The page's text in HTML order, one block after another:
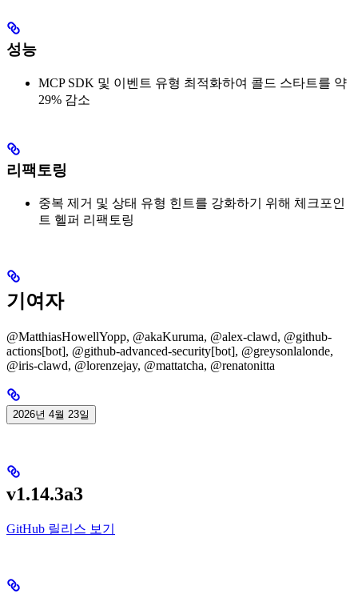
성능
MCP SDK 및 이벤트 유형 최적화하여 콜드 스타트를 약
29% 감소
리팩토링
중복 제거 및 상태 유형 힌트를 강화하기 위해 체크포인
트 헬퍼 리팩토링
기여자
@MatthiasHowellYopp, @akaKuruma, @alex-clawd, @github-
actions[bot], @github-advanced-security[bot], @greysonlalonde,
@iris-clawd, @lorenzejay, @mattatcha, @renatonitta
2026년 4월 23일
v1.14.3a3
GitHub 릴리스 보기